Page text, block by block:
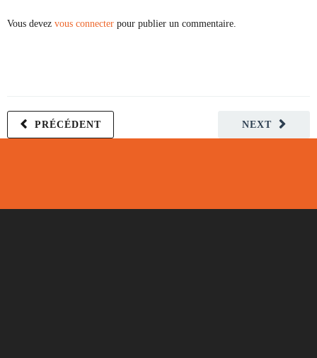
Vous devez vous connecter pour publier un commentaire.
NEXT
PRÉCÉDENT